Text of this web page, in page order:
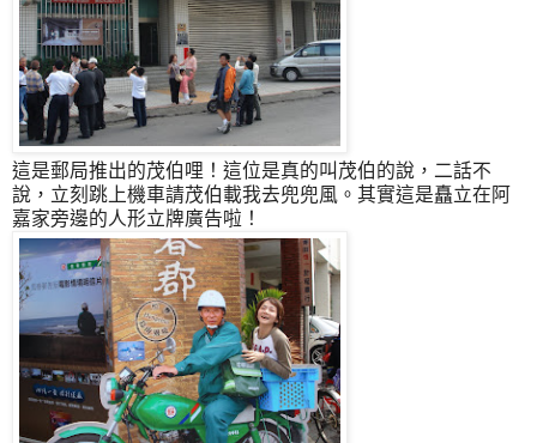
這是郵局推出的茂伯哩！這位是真的叫茂伯的說，二話不
說，立刻跳上機車請茂伯載我去兜兜風。其實這是矗立在阿
嘉家旁邊的人形立牌廣告啦！